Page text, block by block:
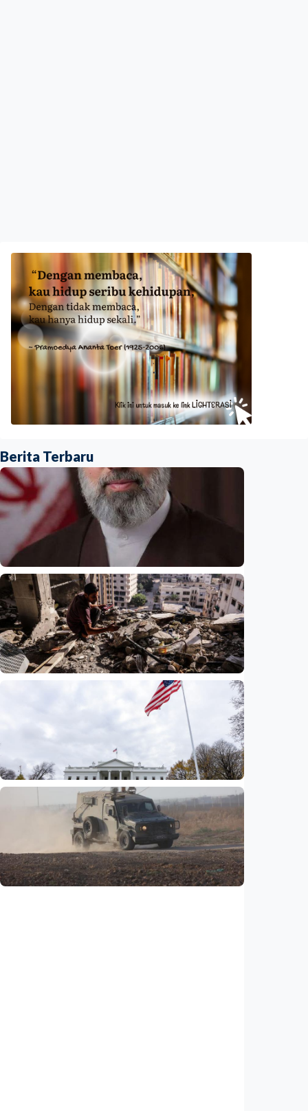
Berita Terbaru
Internasional
Presiden Iran akui sangat sulit
berkomunikasi dengan pemimpin tertinggi
Mojtaba Khamenei di tengah perang
Indonesia•06 Aug 2026
Agresi Israel kian menggerus kehidupan
Gaza, PBB sebut operasi militer perparah
pengungsian
Indonesia 06 Aug 2026
Nasib 350.000 warga Haiti di AS terancam,
putusan hakim buka jalan bagi deportasi
Indonesia 06 Aug 2026